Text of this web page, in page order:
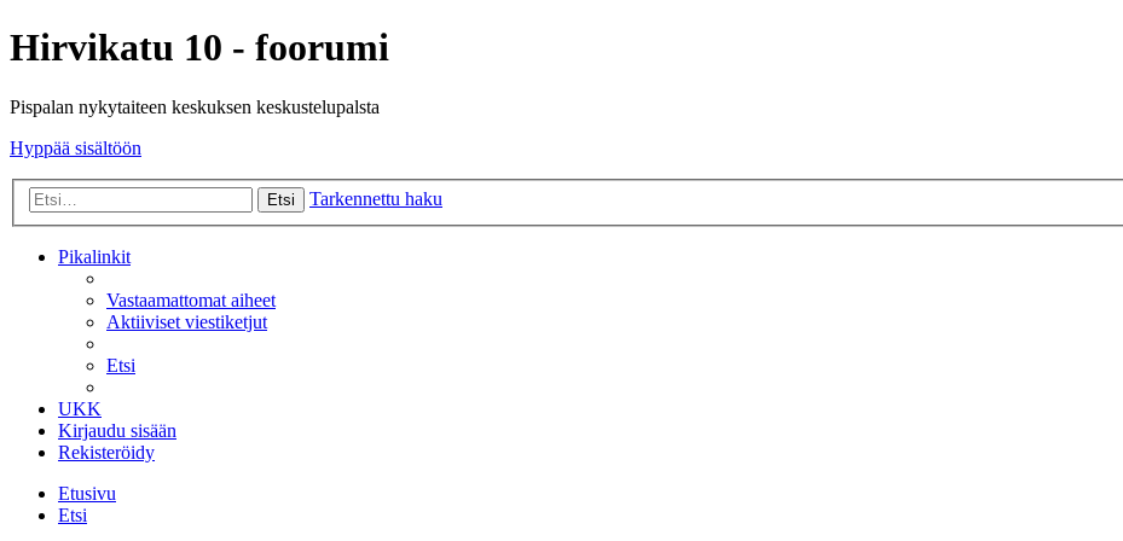
Hirvikatu 10 - foorumi
Pispalan nykytaiteen keskuksen keskustelupalsta
Hyppää sisältöön
Etsi Tarkennettu haku
Pikalinkit
Vastaamattomat aiheet
Aktiiviset viestiketjut
Etsi
UKK
Kirjaudu sisään
Rekisteröidy
Etusivu
Etsi